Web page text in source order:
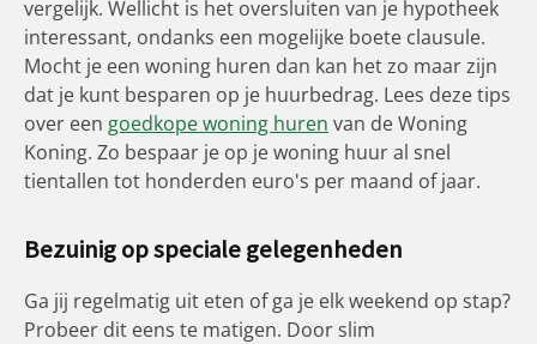
vergelijk. Wellicht is het oversluiten van je hypotheek
interessant, ondanks een mogelijke boete clausule.
Mocht je een woning huren dan kan het zo maar zijn
dat je kunt besparen op je huurbedrag. Lees deze tips
over een goedkope woning huren van de Woning
Koning. Zo bespaar je op je woning huur al snel
tientallen tot honderden euro's per maand of jaar.
Bezuinig op speciale gelegenheden
Ga jij regelmatig uit eten of ga je elk weekend op stap?
Probeer dit eens te matigen. Door slim